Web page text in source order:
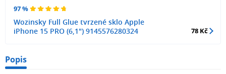
97 %
Wozinsky Full Glue tvrzené sklo Apple
iPhone 15 PRO (6,1") 9145576280324
78 Kč
Popis